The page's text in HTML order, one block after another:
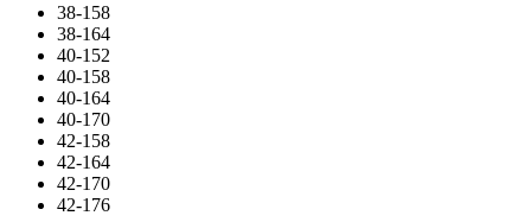
38-158
38-164
40-152
40-158
40-164
40-170
42-158
42-164
42-170
42-176